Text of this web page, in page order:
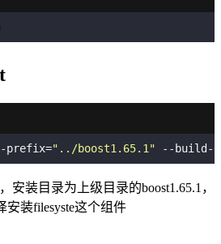
"../boost1.65.1" --build-
安装目录为上级目录的boost1.65.1，
安装filesyste这个组件